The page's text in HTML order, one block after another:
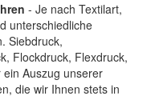
- Je nach Textilart,
unterschiedliche
Siebdruck,
Flockdruck, Flexdruck,
Auszug unserer
die wir Ihnen stets in